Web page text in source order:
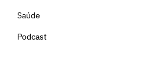
Saúde
Podcast